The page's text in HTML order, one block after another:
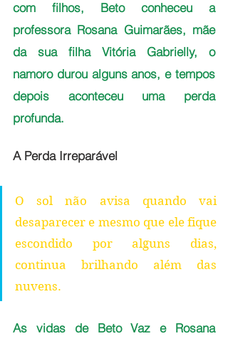
com filhos, Beto conheceu a
professora Rosana Guimarães, mãe
da sua filha Vitória Gabrielly, o
namoro durou alguns anos, e tempos
depois aconteceu uma perda
profunda.
A Perda Irreparável
O sol não avisa quando vai
desaparecer e mesmo que ele fique
escondido por alguns dias,
continua brilhando além das
nuvens.
As vidas de Beto Vaz e Rosana